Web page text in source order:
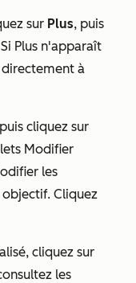
sur Plus, puis
Plus n'apparaît
à
cliquez sur
Modifier
les
Cliquez
cliquez sur
les